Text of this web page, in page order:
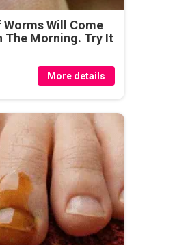
Worms Will Come
The Morning. Try It
More details